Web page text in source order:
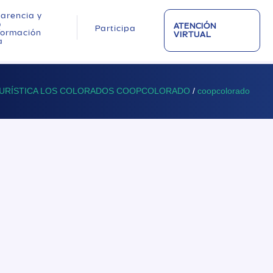
y
Participa
ATENCIÓN
VIRTUAL
LOS COLORADOS COOPCOLORADO / coopcolorado